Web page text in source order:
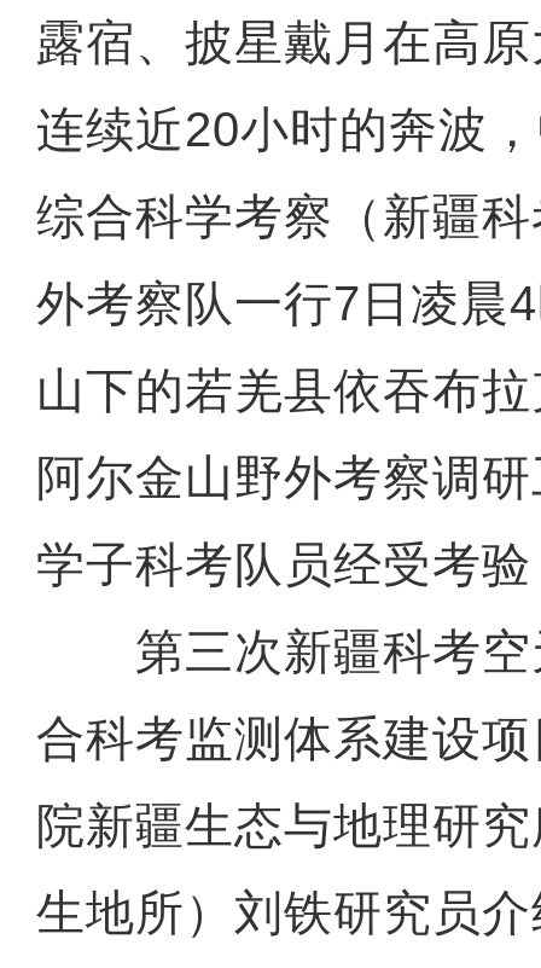
露宿、披星戴月在高
连续近20小时的奔波
综合科学考察（新疆
外考察队一行7日凌晨
山下的若羌县依吞布
阿尔金山野外考察调
学子科考队员经受考
第三次新疆科考空
合科考监测体系建设
院新疆生态与地理研
生地所）刘铁研究员